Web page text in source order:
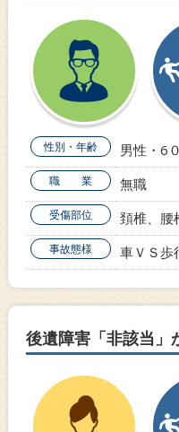
性別・年齢 男性・6
職 業 無職
受傷部位 頚椎、腰
事故態様 車ＶＳ歩
後遺障害「非該当」